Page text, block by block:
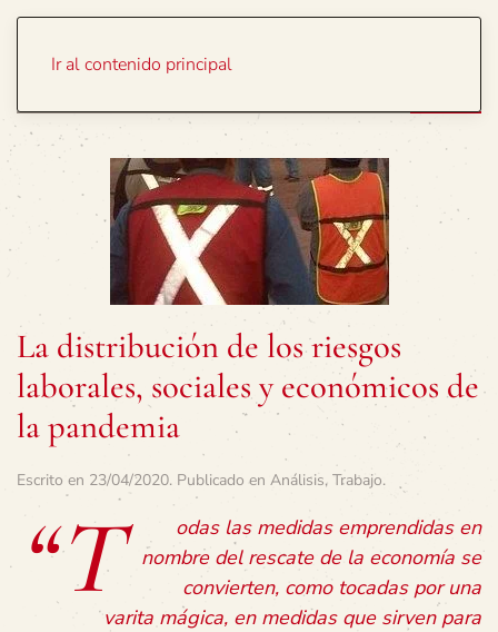
Ir al contenido principal
La distribución de los riesgos
laborales, sociales y económicos de
la pandemia
Escrito en 23/04/2020. Publicado en Análisis, Trabajo.
“T
odas las medidas emprendidas en
nombre del rescate de la economía se
convierten, como tocadas por una
varita mágica, en medidas que sirven para